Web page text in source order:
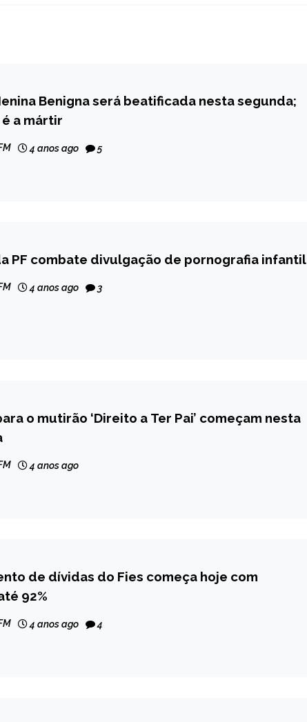
Benigna será beatificada nesta segunda;
a mártir
4 anos ago 5
PF combate divulgação de pornografia infantil
4 anos ago 3
o mutirão ‘Direito a Ter Pai’ começam nesta
4 anos ago
de dívidas do Fies começa hoje com
92%
4 anos ago 4